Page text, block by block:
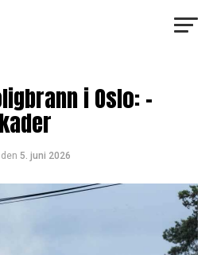
i Oslo: –
den 5. juni 2026